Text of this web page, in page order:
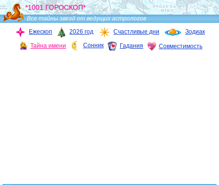
*1001 ГОРОСКОП*
Все тайны звезд от ведущих астрологов
Ежескоп
2026 год Счастливые дни Зодиак
Тайна имени Сонник Гадания Совместимость